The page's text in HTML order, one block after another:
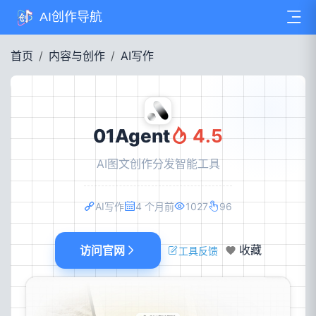
AI创作导航
首页 内容与创作 AI写作
01Agent 4.5
AI图文创作分发智能工具
AI写作 4 个月前 1027 96
访问官网 工具反馈 收藏